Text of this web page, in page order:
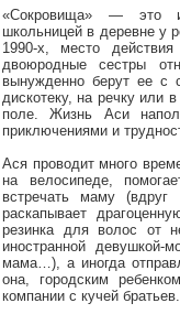
«Сокровища» — это
школьницей в деревне у
1990-х, место
двоюродные сестры
вынужденно берут ее с
дискотеку, на речку или
поле. Жизнь Аси
приключениями и
Ася проводит много
на велосипеде,
встречать маму
раскапывает
резинка для волос от
иностранной девушкой-
мама…), а иногда
она, городским
компании с кучей братьев.